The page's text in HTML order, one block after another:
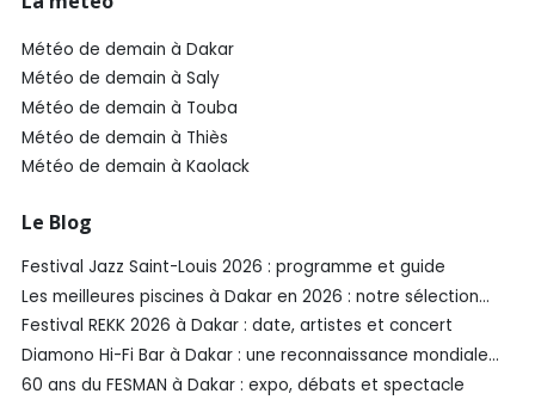
Météo de demain à Dakar
Météo de demain à Saly
Météo de demain à Touba
Météo de demain à Thiès
Météo de demain à Kaolack
Le Blog
Festival Jazz Saint-Louis 2026 : programme et guide
Les meilleures piscines à Dakar en 2026 : notre sélection
SénéGuide
Festival REKK 2026 à Dakar : date, artistes et concert
Diamono Hi-Fi Bar à Dakar : une reconnaissance mondiale
aux Spirited Awards®️ 2026
60 ans du FESMAN à Dakar : expo, débats et spectacle